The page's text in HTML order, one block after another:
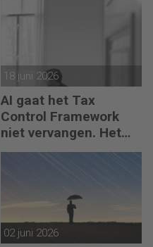
18 juni 2026
AI gaat het Tax
Control Framework
niet vervangen. Het
maakt de fiscalist die
02 juni 2026